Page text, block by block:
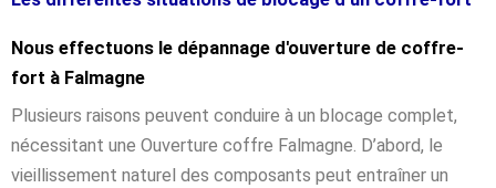
Nous effectuons le dépannage d'ouverture de coffre-
fort à Falmagne
Plusieurs raisons peuvent conduire à un blocage complet,
nécessitant une Ouverture coffre Falmagne. D’abord, le
vieillissement naturel des composants peut entraîner un